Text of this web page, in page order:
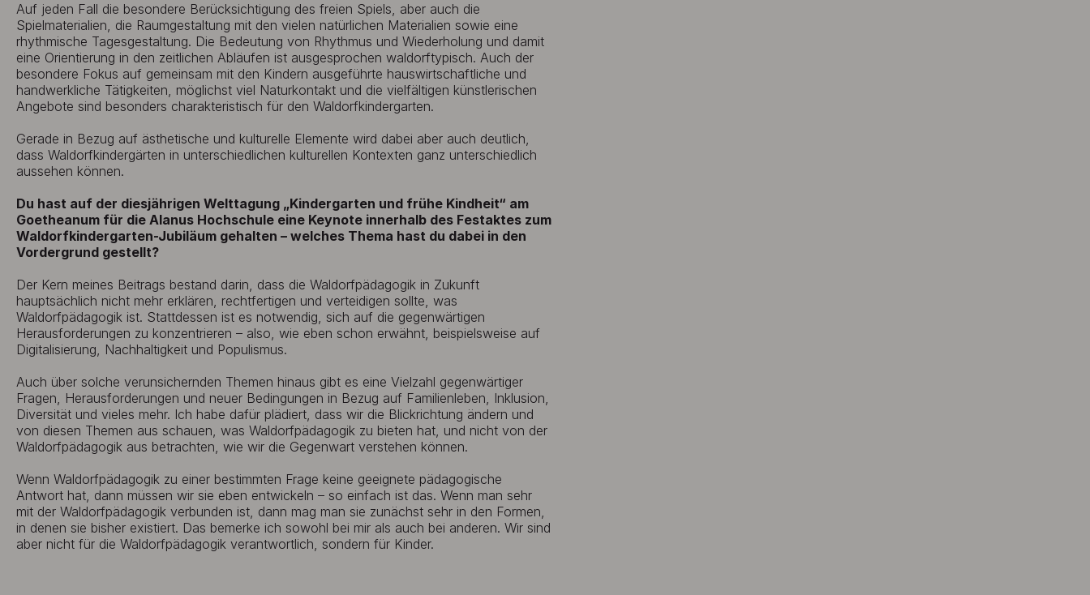
Auf jeden Fall die besondere Berücksichtigung des freien Spiels, aber auch die
Spielmaterialien, die Raumgestaltung mit den vielen natürlichen Materialien sowie eine
rhythmische Tagesgestaltung. Die Bedeutung von Rhythmus und Wiederholung und damit
eine Orientierung in den zeitlichen Abläufen ist ausgesprochen waldorftypisch. Auch der
besondere Fokus auf gemeinsam mit den Kindern ausgeführte hauswirtschaftliche und
handwerkliche Tätigkeiten, möglichst viel Naturkontakt und die vielfältigen künstlerischen
Angebote sind besonders charakteristisch für den Waldorfkindergarten.
Gerade in Bezug auf ästhetische und kulturelle Elemente wird dabei aber auch deutlich,
dass Waldorfkindergärten in unterschiedlichen kulturellen Kontexten ganz unterschiedlich
aussehen können.
Du hast auf der diesjährigen Welttagung „Kindergarten und frühe Kindheit“ am
Goetheanum für die Alanus Hochschule eine Keynote innerhalb des Festaktes zum
Waldorfkindergarten-Jubiläum gehalten – welches Thema hast du dabei in den
Vordergrund gestellt?
Der Kern meines Beitrags bestand darin, dass die Waldorfpädagogik in Zukunft
hauptsächlich nicht mehr erklären, rechtfertigen und verteidigen sollte, was
Waldorfpädagogik ist. Stattdessen ist es notwendig, sich auf die gegenwärtigen
Herausforderungen zu konzentrieren – also, wie eben schon erwähnt, beispielsweise auf
Digitalisierung, Nachhaltigkeit und Populismus.
Auch über solche verunsichernden Themen hinaus gibt es eine Vielzahl gegenwärtiger
Fragen, Herausforderungen und neuer Bedingungen in Bezug auf Familienleben, Inklusion,
Diversität und vieles mehr. Ich habe dafür plädiert, dass wir die Blickrichtung ändern und
von diesen Themen aus schauen, was Waldorfpädagogik zu bieten hat, und nicht von der
Waldorfpädagogik aus betrachten, wie wir die Gegenwart verstehen können.
Wenn Waldorfpädagogik zu einer bestimmten Frage keine geeignete pädagogische
Antwort hat, dann müssen wir sie eben entwickeln – so einfach ist das. Wenn man sehr
mit der Waldorfpädagogik verbunden ist, dann mag man sie zunächst sehr in den Formen,
in denen sie bisher existiert. Das bemerke ich sowohl bei mir als auch bei anderen. Wir sind
aber nicht für die Waldorfpädagogik verantwortlich, sondern für Kinder.